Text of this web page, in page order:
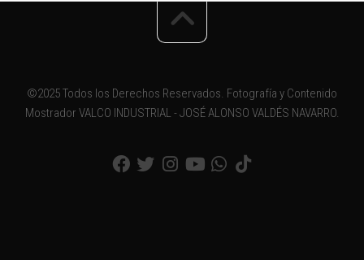
©2025 Todos los Derechos Reservados. Fotografía y Contenido
Mostrador VALCO INDUSTRIAL - JOSÉ ALONSO VALDÉS NAVARRO.